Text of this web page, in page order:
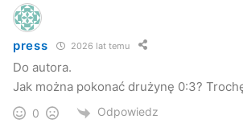
press 2026 lat temu
Do autora.
Jak można pokonać drużynę 0:3?
0 Odpowiedz